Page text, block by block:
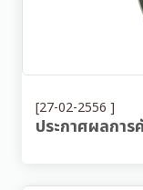
[27-02-2556 ]
ประกาศผลกา